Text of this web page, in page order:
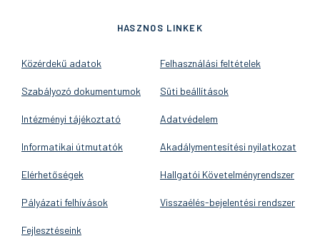
HASZNOS LINKEK
Közérdekű adatok
Szabályozó dokumentumok
Intézményi tájékoztató
Informatikai útmutatók
Elérhetőségek
Pályázati felhívások
Fejlesztéseink
Felhasználási feltételek
Süti beállítások
Adatvédelem
Akadálymentesítési nyilatkozat
Hallgatói Követelményrendszer
Visszaélés-bejelentési rendszer